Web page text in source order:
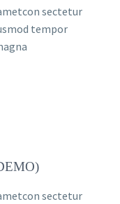
sectetur
tempor
sectetur